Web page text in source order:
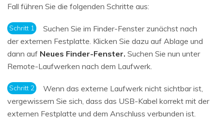
Fall führen Sie die folgenden Schritte aus:
Schritt 1
Suchen Sie im Finder-Fenster zunächst nach
der externen Festplatte. Klicken Sie dazu auf Ablage und
dann auf Neues Finder-Fenster. Suchen Sie nun unter
Remote-Laufwerken nach dem Laufwerk.
Schritt 2
Wenn das externe Laufwerk nicht sichtbar ist,
vergewissern Sie sich, dass das USB-Kabel korrekt mit der
externen Festplatte und dem Anschluss verbunden ist.